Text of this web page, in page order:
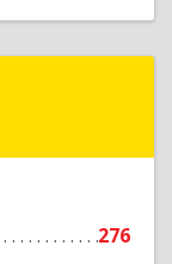
276
Подробнее